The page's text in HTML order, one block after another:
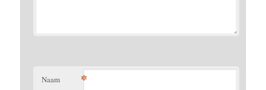
Naam *